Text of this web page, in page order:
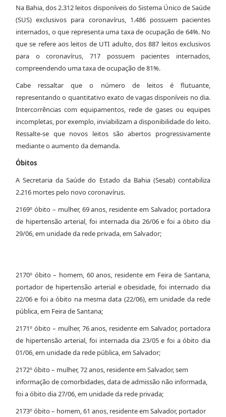
Na Bahia, dos 2.312 leitos disponíveis do Sistema Único de Saúde
(SUS) exclusivos para coronavírus, 1.486 possuem pacientes
internados, o que representa uma taxa de ocupação de 64%. No
que se refere aos leitos de UTI adulto, dos 887 leitos exclusivos
para o coronavírus, 717 possuem pacientes internados,
compreendendo uma taxa de ocupação de 81%.
Cabe ressaltar que o número de leitos é flutuante,
representando o quantitativo exato de vagas disponíveis no dia.
Intercorrências com equipamentos, rede de gases ou equipes
incompletas, por exemplo, inviabilizam a disponibilidade do leito.
Ressalte-se que novos leitos são abertos progressivamente
mediante o aumento da demanda.
Óbitos
A Secretaria da Saúde do Estado da Bahia (Sesab) contabiliza
2.216 mortes pelo novo coronavírus.
2169º óbito – mulher, 69 anos, residente em Salvador, portadora
de hipertensão arterial, foi internada dia 26/06 e foi a óbito dia
29/06, em unidade da rede privada, em Salvador;
2170º óbito – homem, 60 anos, residente em Feira de Santana,
portador de hipertensão arterial e obesidade, foi internado dia
22/06 e foi a óbito na mesma data (22/06), em unidade da rede
pública, em Feira de Santana;
2171º óbito – mulher, 76 anos, residente em Salvador, portadora
de hipertensão arterial, foi internada dia 23/05 e foi a óbito dia
01/06, em unidade da rede pública, em Salvador;
2172º óbito – mulher, 72 anos, residente em Salvador, sem
informação de comorbidades, data de admissão não informada,
foi a óbito dia 27/06, em unidade da rede privada;
2173º óbito – homem, 61 anos, residente em Salvador, portador